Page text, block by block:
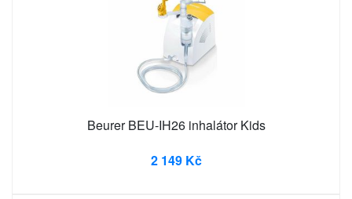
Beurer BEU-IH26 inhalátor Kids
2 149 Kč